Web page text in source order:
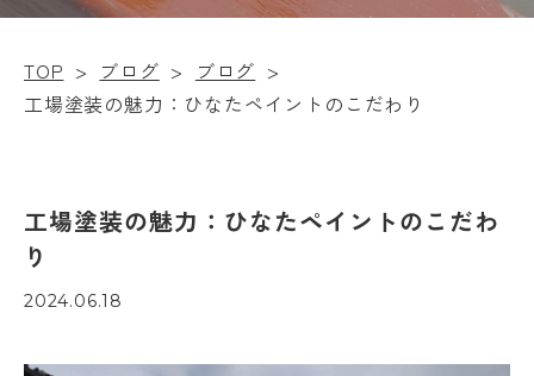
TOP > ブログ > ブログ >
工場塗装の魅力：ひなたペイントのこだわり
工場塗装の魅力：ひなたペイントのこだわ
り
2024.06.18